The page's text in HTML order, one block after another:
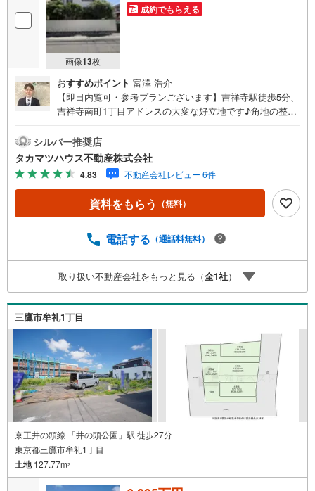
画像13枚
成約でもらえる
おすすめポイント 富澤 浩介
【即日内覧可・参考プランございます】吉祥寺駅徒歩5分、
吉祥寺南町1丁目アドレスの大変な好立地です♪角地の整形
地の整形地（西側約5.45m、北側約4.5m、南側通路）・前
面道路も広く駐停車も大変スムーズです。・角地のため開
放感がございます。◯駅距離徒歩5分の好アクセスでありな
がら大変閑静な住宅街です。◯吉祥寺駅は様々な商業施設
が充実しており日々の買い物も大変便利です。◯井の頭公
園も徒歩圏内でファミリー層に大変おすすめです。※参考プ
イフライン等の引込費用は買主様のご負担となります。
シルバー推奨店
タカマツハウス不動産株式会社
4.83 不動産会社レビュー 6件
資料をもらう （無料）
電話する （通話料無料）
取り扱い不動産会社をもっと見る（全1社）
三鷹市牟礼1丁目
京王井の頭線 「井の頭公園」駅 徒歩27分
東京都三鷹市牟礼1丁目
土地127.77m2